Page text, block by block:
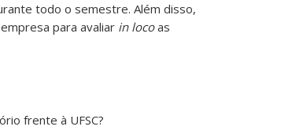
todo o semestre. Além disso,
para avaliar in locoas
frente à UFSC?